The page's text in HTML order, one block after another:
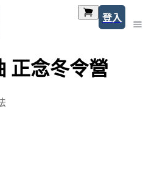
登入
正念冬令營